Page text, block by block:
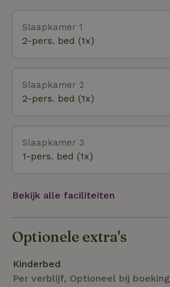
Slaapkamer 1
2-pers. bed (1x)
Slaapkamer 2
2-pers. bed (1x)
Slaapkamer 3
1-pers. bed (1x)
Bekijk alle faciliteiten
Optionele extra's
Kinderbed
Per verblijf, Optioneel bij boeking